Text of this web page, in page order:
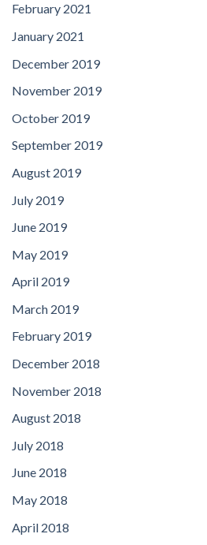
February 2021
January 2021
December 2019
November 2019
October 2019
September 2019
August 2019
July 2019
June 2019
May 2019
April 2019
March 2019
February 2019
December 2018
November 2018
August 2018
July 2018
June 2018
May 2018
April 2018